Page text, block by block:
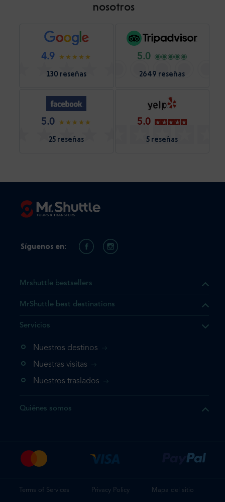
nosotros
4.9
130 reseñas
5.0
2649 reseñas
5.0
25 reseñas
5.0
5 reseñas
el producto que busca ya
vaya directamente a su
su reserva.
una vez
Mrshuttle bestsellers
MrShuttle best destinations
Servicios
Nuestros destinos
Nuestras visitas
Nuestros traslados
Quiénes somos
Síguenos en:
Terms of Services Privacy Policy Mapa del sitio